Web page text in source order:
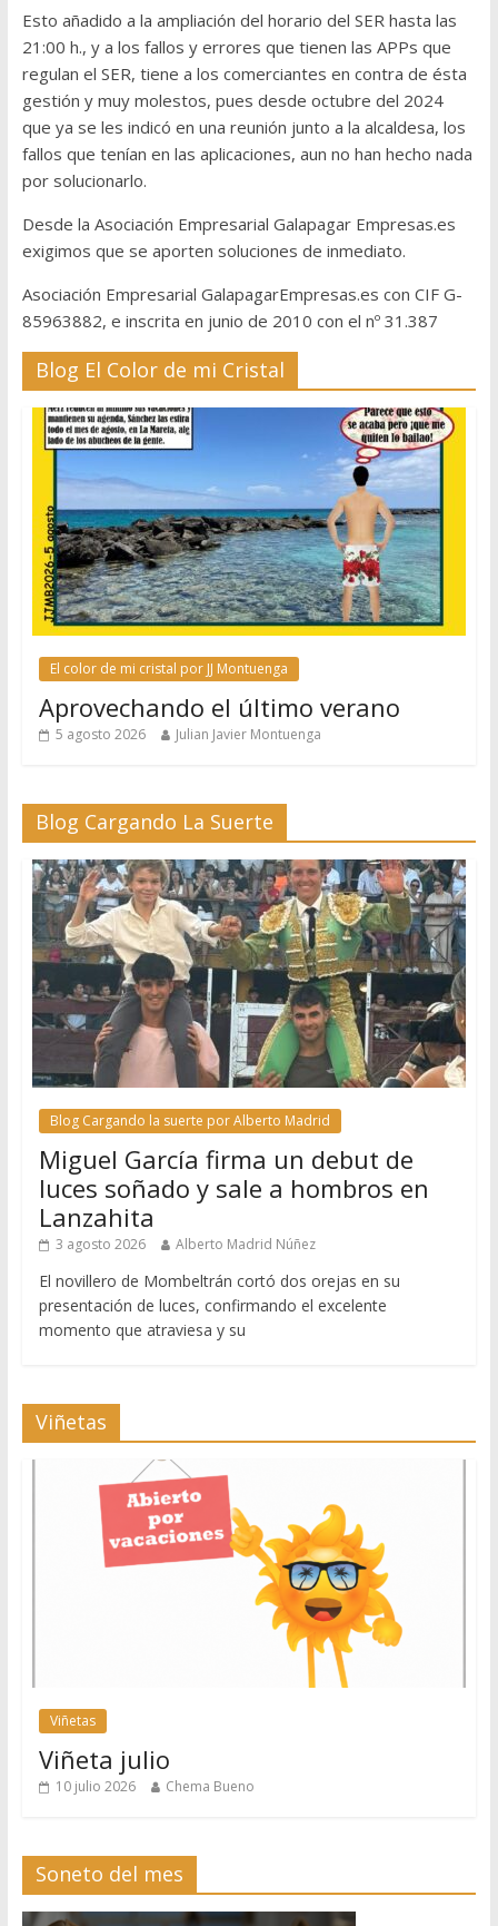
Esto añadido a la ampliación del horario del SER hasta las
21:00 h., y a los fallos y errores que tienen las APPs que
regulan el SER, tiene a los comerciantes en contra de ésta
gestión y muy molestos, pues desde octubre del 2024
que ya se les indicó en una reunión junto a la alcaldesa, los
fallos que tenían en las aplicaciones, aun no han hecho nada
por solucionarlo.
Desde la Asociación Empresarial Galapagar Empresas.es
exigimos que se aporten soluciones de inmediato.
Asociación Empresarial GalapagarEmpresas.es con CIF G-
85963882, e inscrita en junio de 2010 con el nº 31.387
Blog El Color de mi Cristal
El color de mi cristal por JJ Montuenga
Aprovechando el último verano
5 agosto 2026 Julian Javier Montuenga
Blog Cargando La Suerte
Blog Cargando la suerte por Alberto Madrid
Miguel García firma un debut de
luces soñado y sale a hombros en
Lanzahita
3 agosto 2026 Alberto Madrid Núñez
El novillero de Mombeltrán cortó dos orejas en su
presentación de luces, confirmando el excelente
momento que atraviesa y su
Viñetas
Viñetas
Viñeta julio
10 julio 2026 Chema Bueno
Soneto del mes